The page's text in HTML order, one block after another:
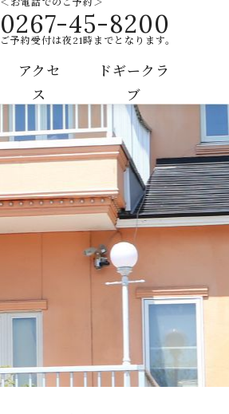
0267-45-8200
ご予約受付は夜21時までとなります。
アクセ
ス
ドギークラ
ブ